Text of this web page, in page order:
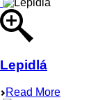
Lepidlá
Read More